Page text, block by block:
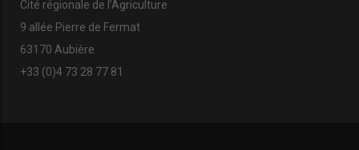
Cité régionale de l’Agriculture
9 allée Pierre de Fermat
63170 Aubière
+33 (0)4 73 28 77 81